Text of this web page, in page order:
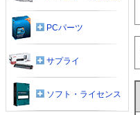
PCパーツ
サプライ
ソフト・ライセンス